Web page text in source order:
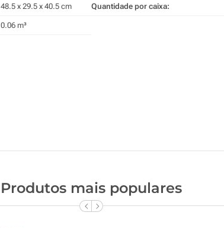
48.5 x 29.5 x 40.5 cm
0.06 m³
Quantidade por caixa:
Produtos mais populares